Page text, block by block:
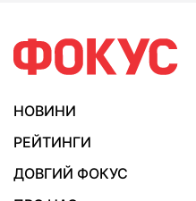
НОВИНИ
РЕЙТИНГИ
ДОВГИЙ ФОКУС